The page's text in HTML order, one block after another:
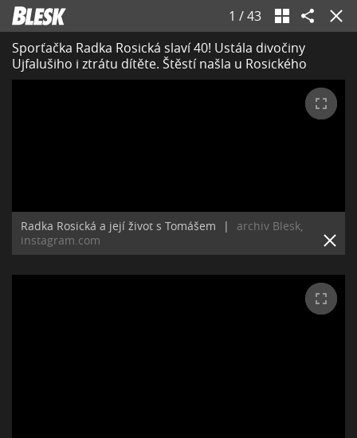
1 /43
Sporťačka Radka Rosická slaví 40! Ustála divočiny
Ujfalušiho i ztrátu dítěte. Štěstí našla u Rosického
Radka Rosická a její život s Tomášem |
archiv Blesk,
instagram.com